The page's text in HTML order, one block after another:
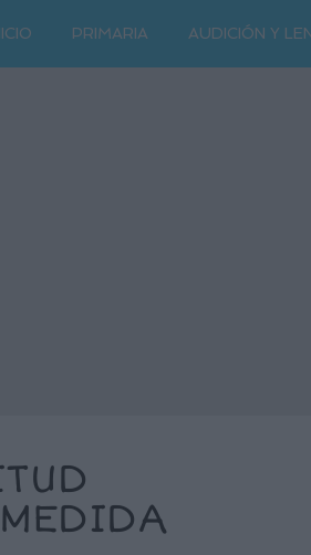
PRIMARIA AUDICIÓN Y